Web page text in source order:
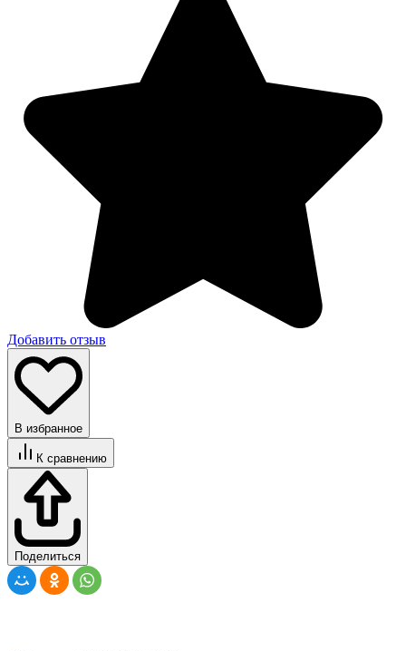
Добавить отзыв
В избранное
К сравнению
Поделиться